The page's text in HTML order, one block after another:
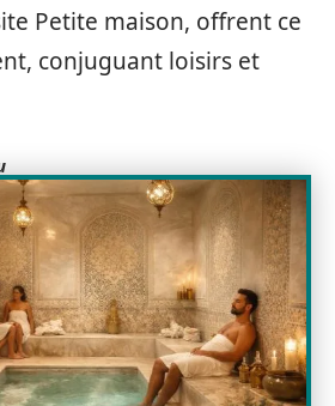
Petite maison, offrent ce
conjuguant loisirs et